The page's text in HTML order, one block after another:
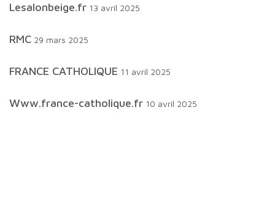
lesalonbeige.fr 13 avril 2025
RMC 29 mars 2025
FRANCE CATHOLIQUE 11 avril 2025
www.france-catholique.fr 10 avril 2025